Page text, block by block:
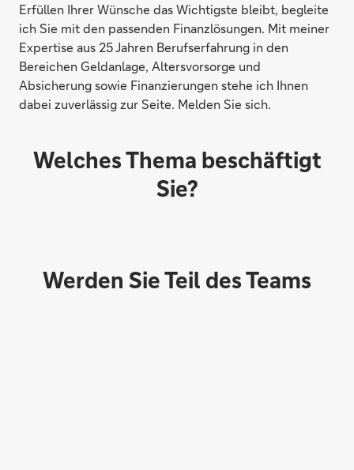
Erfüllen Ihrer Wünsche das Wichtigste bleibt, begleite
ich Sie mit den passenden Finanzlösungen. Mit meiner
Expertise aus 25 Jahren Berufserfahrung in den
Bereichen Geldanlage, Altersvorsorge und
Absicherung sowie Finanzierungen stehe ich Ihnen
dabei zuverlässig zur Seite. Melden Sie sich.
Welches Thema beschäftigt
Sie?
Werden Sie Teil des Teams